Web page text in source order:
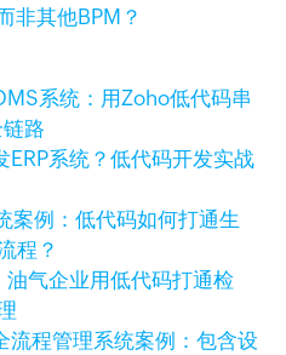
非其他BPM？
系统：用Zoho低代码串
路
ERP系统？低代码开发实战
案例：低代码如何打通生
程？
油气企业用低代码打通检
流程管理系统案例：包含设